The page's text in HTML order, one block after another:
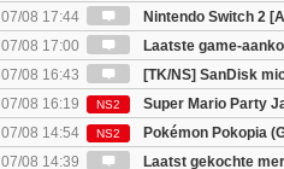
[Algemeen Topic]
07/08 17:44
Nintendo Switch 2
Topic]
07/08 17:00
Laatste game-
07/08 16:43
[TK/NS] SanDisk
07/08 16:19
NS2
Super Mario Party
Nintendo Switch 2 Edition
07/08 14:54 NS2
Pokémon Pokopia
07/08 14:39
Laatst gekochte